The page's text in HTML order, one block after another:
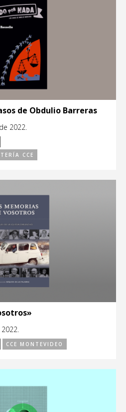
de Obdulio Barreras
2022.
CCE
CCE MONTEVIDEO